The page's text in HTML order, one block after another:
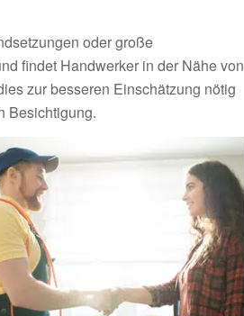
oder große
findet Handwerker in der Nähe von
zur besseren Einschätzung nötig
Besichtigung.